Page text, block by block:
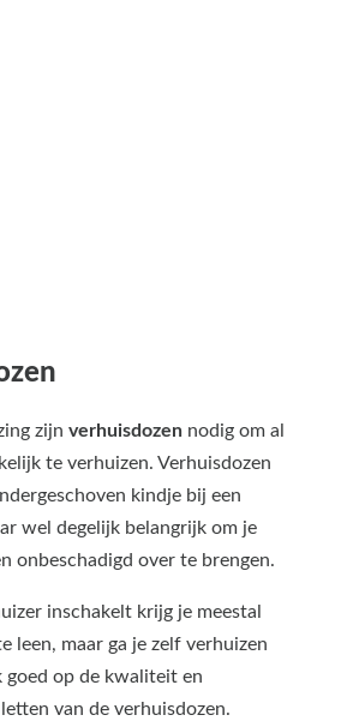
zijn verhuisdozen nodig om al
te verhuizen. Verhuisdozen
kindje bij een
wel degelijk belangrijk om je
onbeschadigd over te brengen.
inschakelt krijg je meestal
leen, maar ga je zelf verhuizen
goed op de kwaliteit en
van de verhuisdozen.